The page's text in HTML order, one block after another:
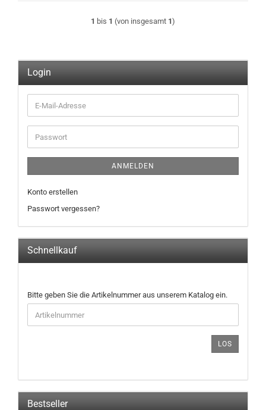
1 bis 1 (von insgesamt 1)
Login
E-
Mail-
Adresse
Passwort
ANMELDEN
Konto erstellen
Passwort vergessen?
Schnellkauf
BITTE
GEBEN
SIE
DIE
EIN.
Bitte geben Sie die Artikelnummer aus unserem Katalog ein.
LOS
Bestseller